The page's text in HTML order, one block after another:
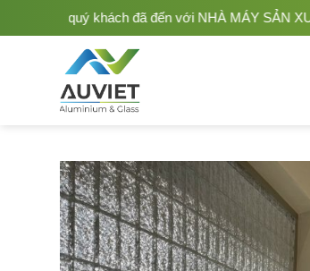
đã đến với NHÀ MÁY SẢN XUẤT NHÔM